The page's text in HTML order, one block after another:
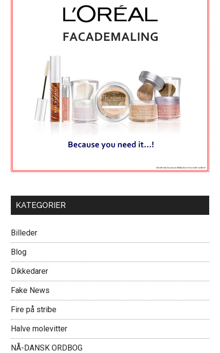
KATEGORIER
Billeder
Blog
Dikkedarer
Fake News
Fire på stribe
Halve molevitter
NÅ-DANSK ORDBOG